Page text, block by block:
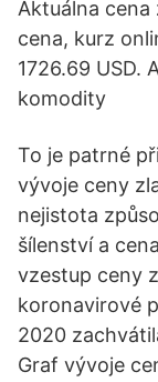
Aktuálna cena
cena, kurz
1726.69 USD.
komodity
To je patrné
vývoje ceny
nejistota
šílenství a
vzestup ceny
koronavirové
2020
Graf vývoje